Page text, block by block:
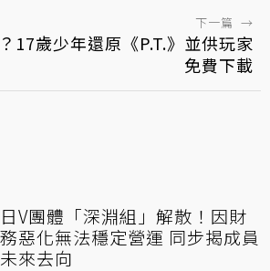
下一篇 →
17歲少年還原《P.T.》並供玩家
免費下載
日V團體「深淵組」解散！因財
務惡化無法穩定營運 同步揭成員
未來去向